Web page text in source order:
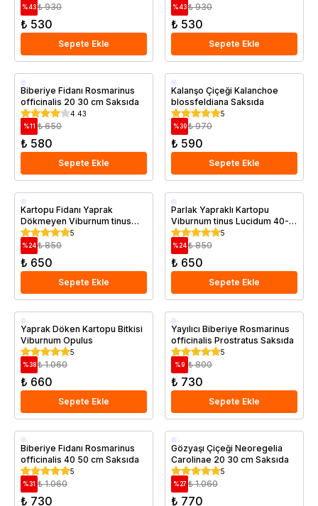
%43 ₺ 930
₺ 530
Sepete Ekle
%43 ₺ 930
₺ 530
Sepete Ekle
Saksıda
Biberiye Fidanı Rosmarinus
officinalis 20 30 cm Saksıda
4.43
%11 ₺ 650
₺ 580
Sepete Ekle
Saksıda
Kalanşo Çiçeği Kalanchoe
blossfeldiana Saksıda
5
%39 ₺ 970
₺ 590
Sepete Ekle
Saksıda
Kartopu Fidanı Yaprak
Dökmeyen Viburnum tinus
Eve Price 60 80 cm Saksıda
5
%24 ₺ 850
₺ 650
Sepete Ekle
Saksıda
Parlak Yapraklı Kartopu
Viburnum tinus Lucidum 40-
60 cm Saksıda
5
%24 ₺ 850
₺ 650
Sepete Ekle
Saksıda
Yaprak Döken Kartopu Bitkisi
Viburnum Opulus
5
%38 ₺ 1.060
₺ 660
Sepete Ekle
Saksıda
Yayılıcı Biberiye Rosmarinus
officinalis Prostratus Saksıda
5
% 9 ₺ 800
₺ 730
Sepete Ekle
Saksıda
Biberiye Fidanı Rosmarinus
officinalis 40 50 cm Saksıda
5
%31 ₺ 1.060
₺ 730
Saksıda
Gözyaşı Çiçeği Neoregelia
Carolinae 20 30 cm Saksıda
5
%27 ₺ 1.060
₺ 770